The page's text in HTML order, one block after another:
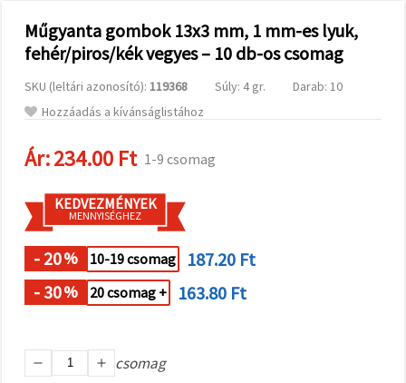
analitikai és
marketingpartnereink
segítségével
Az "Összes
elfogadása"
gombra
elfogadhatja
az összes
Beállításokban
megadhatja
preferenciáit
az adott
típusú sütik
kiválasztásával
"Mentés"
Műgyanta gombok 13x3 mm, 1 mm-es lyuk,
fehér/piros/kék vegyes – 10 db-os csomag
SKU (leltári azonosító): 119368 Súly: 4 gr.
Darab: 10
Hozzáadás a kívánságlistához
Ár:234.00 Ft 1-9 csomag
KEDVEZMÉNYEK
MENNYISÉGHEZ
- 20% 10-19 csomag
187.20 Ft
- 30% 20 csomag + 163.80 Ft
csomag